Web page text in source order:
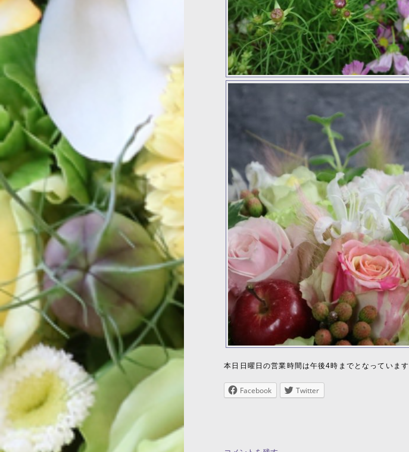
本日日曜日の営業時間は午後4時までとなっています
Facebook Twitter